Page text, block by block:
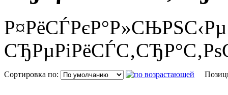
Р¤РёСЃРєР°Р»СЊРЅС‹Рµ
Сортировка по: